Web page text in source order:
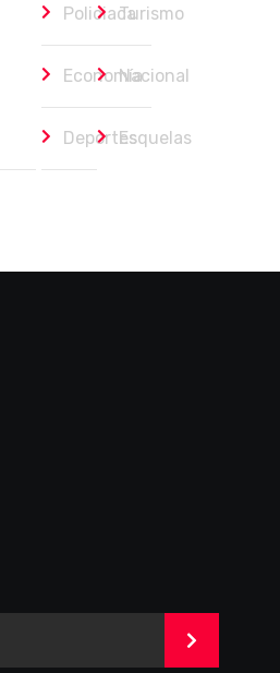
PoliciacaTurismo
EconomíaNacional
DeportesEsquelas
>